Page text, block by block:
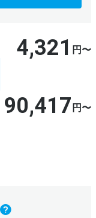
4,321 円〜
90,417 円〜